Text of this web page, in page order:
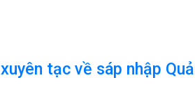
tạc về sáp nhập